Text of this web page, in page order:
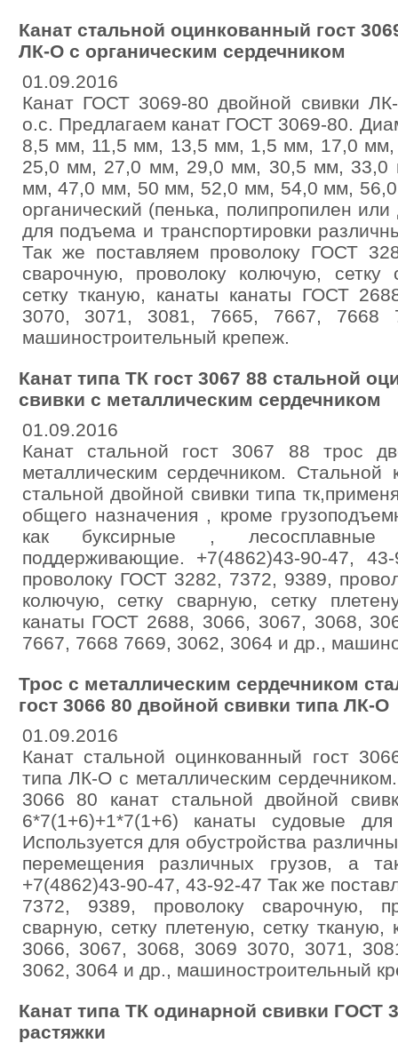
Канат стальной оцинкованный гост
ЛК-О с органическим сердечником
01.09.2016
Канат ГОСТ 3069-80 двойной свивки
о.с. Предлагаем канат ГОСТ 3069-80.
8,5 мм, 11,5 мм, 13,5 мм, 1,5 мм, 17,0
25,0 мм, 27,0 мм, 29,0 мм, 30,5 мм,
мм, 47,0 мм, 50 мм, 52,0 мм, 54,0 мм,
органический (пенька, полипропилен
для подъема и транспортировки
Так же поставляем проволоку ГОСТ
сварочную, проволоку колючую, сетку
сетку тканую, канаты канаты ГОСТ
3070, 3071, 3081, 7665, 7667,
машиностроительный крепеж.
Канат типа ТК гост 3067 88 стальной
свивки с металлическим сердечником
01.09.2016
Канат стальной гост 3067 88 трос
металлическим сердечником.
стальной двойной свивки типа
общего назначения , кроме
как буксирные , лесосплавные
поддерживающие. +7(4862)43-90-47,
проволоку ГОСТ 3282, 7372, 9389,
колючую, сетку сварную, сетку
канаты ГОСТ 2688, 3066, 3067, 3068,
7667, 7668 7669, 3062, 3064 и др.,
Трос с металлическим сердечником
гост 3066 80 двойной свивки типа ЛК-О
01.09.2016
Канат стальной оцинкованный гост
типа ЛК-О с металлическим
3066 80 канат стальной двойной
6*7(1+6)+1*7(1+6) канаты судовые
Используется для обустройства
перемещения различных грузов, а
+7(4862)43-90-47, 43-92-47 Так же
7372, 9389, проволоку сварочную,
сварную, сетку плетеную, сетку
3066, 3067, 3068, 3069 3070, 3071,
3062, 3064 и др., машиностроительный
Канат типа ТК одинарной свивки ГОСТ
растяжки